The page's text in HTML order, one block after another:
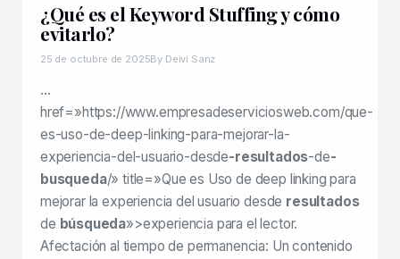
¿Qué es el Keyword Stuffing y cómo
evitarlo?
25 de octubre de 2025By Deivi Sanz
…
href=»https://www.empresadeserviciosweb.com/que-
es-uso-de-deep-linking-para-mejorar-la-
experiencia-del-usuario-desde-resultados-de-
busqueda/» title=»Que es Uso de deep linking para
mejorar la experiencia del usuario desde resultados
de búsqueda»>experiencia para el lector.
Afectación al tiempo de permanencia: Un contenido